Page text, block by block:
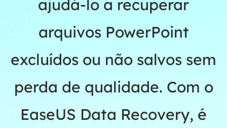
ajudá-lo a recuperar
arquivos PowerPoint
excluídos ou não salvos sem
perda de qualidade. Com o
EaseUS Data Recovery, é